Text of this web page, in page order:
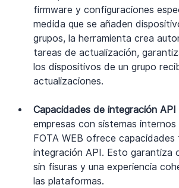
firmware y configuraciones
medida que se añaden
grupos, la herramienta crea
tareas de actualización,
los dispositivos de un grupo
actualizaciones.
Capacidades de integración API
empresas con sistemas
FOTA WEB ofrece capacidades
integración API. Esto garantiza
sin fisuras y una experiencia
las plataformas.